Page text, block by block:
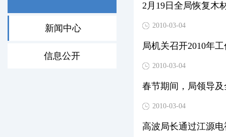
新闻中心
信息公开
2月19日全局恢复木
2010-03-04
局机关召开2010年
2010-03-04
春节期间，局领导
2010-03-04
高波局长通过江源